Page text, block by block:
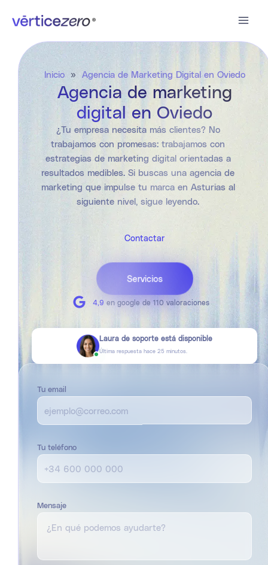
Inicio » Agencia de Marketing Digital en Oviedo
Agencia de marketing
digital en Oviedo
¿Tu empresa necesita más clientes? No
trabajamos con promesas: trabajamos con
estrategias de marketing digital orientadas a
resultados medibles. Si buscas una agencia de
marketing que impulse tu marca en Asturias al
siguiente nivel, sigue leyendo.
Contactar
Servicios
4,9 en google de 110 valoraciones
Laura de soporte está disponible
Última respuesta hace 25 minutos.
Tu email
Tu teléfono
Mensaje